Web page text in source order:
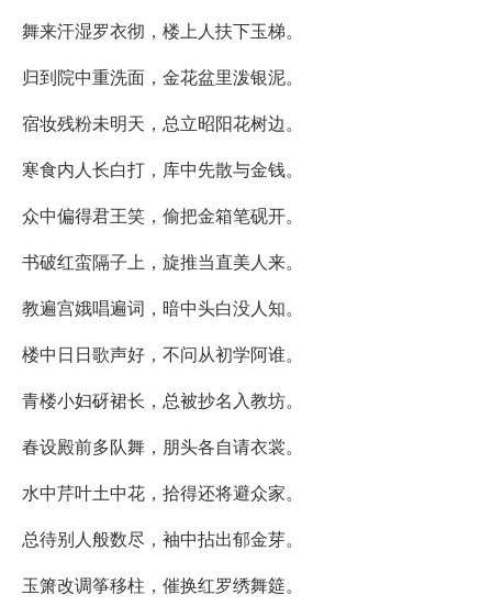
舞来汗湿罗衣彻，楼上人扶下玉梯。
归到院中重洗面，金花盆里泼银泥。
宿妆残粉未明天，总立昭阳花树边。
寒食内人长白打，库中先散与金钱。
众中偏得君王笑，偷把金箱笔砚开。
书破红蛮隔子上，旋推当直美人来。
教遍宫娥唱遍词，暗中头白没人知。
楼中日日歌声好，不问从初学阿谁。
青楼小妇砑裙长，总被抄名入教坊。
春设殿前多队舞，朋头各自请衣裳。
水中芹叶土中花，拾得还将避众家。
总待别人般数尽，袖中拈出郁金芽。
玉箫改调筝移柱，催换红罗绣舞筵。